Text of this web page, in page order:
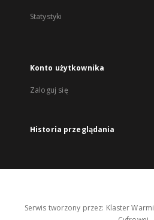
Statystyki
Konto użytkownika
Zaloguj się
Historia przeglądania
Serwis tworzony przez: Klaster